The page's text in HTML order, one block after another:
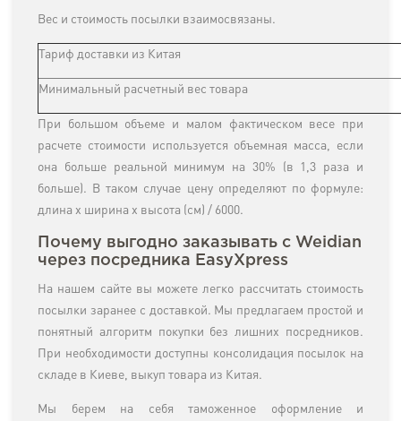
Вес и стоимость посылки взаимосвязаны.
Тариф доставки из Китая
Минимальный расчетный вес товара
При большом объеме и малом фактическом весе при
расчете стоимости используется объемная масса, если
она больше реальной минимум на 30% (в 1,3 раза и
больше). В таком случае цену определяют по формуле:
длина х ширина х высота (см) / 6000.
Почему выгодно заказывать с Weidian
через посредника EasyXpress
На нашем сайте вы можете легко рассчитать стоимость
посылки заранее с доставкой. Мы предлагаем простой и
понятный алгоритм покупки без лишних посредников.
При необходимости доступны консолидация посылок на
складе в Киеве, выкуп товара из Китая.
Мы берем на себя таможенное оформление и